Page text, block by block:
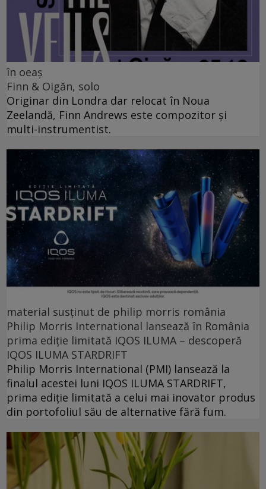
în oeaș
Finn & Oigăn, solo
Originar din Londra dar relocat în Noua
Zeelandă, Finn Andrews este compozitor și
multi-instrumentist.
material susținut de philip morris românia
Philip Morris International lansează în România
prima ediție limitată IQOS ILUMA – descoperă
IQOS ILUMA STARDRIFT
Philip Morris International (PMI) lansează la
finalul acestei luni IQOS ILUMA STARDRIFT,
prima ediție limitată a celui mai inovator produs
din portofoliul său de alternative fără fum.